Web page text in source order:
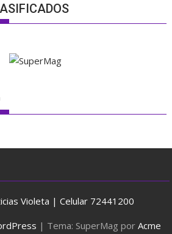
Violeta | Celular 72441200
| Tema: SuperMag por Acme